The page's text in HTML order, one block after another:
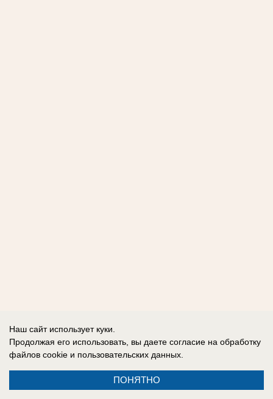
Наш сайт использует куки.
Продолжая его использовать, вы даете согласие на обработку
файлов cookie и пользовательских данных.
ПОНЯТНО